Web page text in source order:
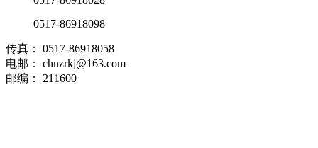
0517-86918098
传真： 0517-86918058
电邮： chnzrkj@163.com
邮编： 211600